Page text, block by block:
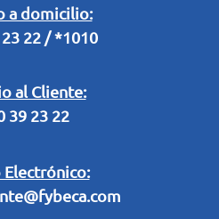
a domicilio:
22 / *1010
al Cliente:
39 23 22
Electrónico:
partido de fútbol "Tu ídolo"